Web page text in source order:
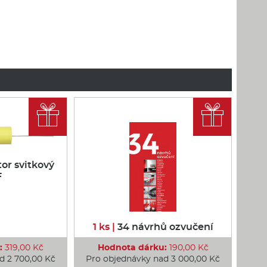
svitkový
319,00 Kč
2 700,00 Kč

1 ks | 34 návrhů ozvučení
Hodnota dárku:190,00 Kč
Pro objednávky nad 3 000,00 Kč
